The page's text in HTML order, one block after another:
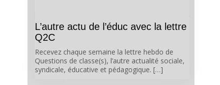
L’autre actu de l’éduc avec la lettre
Q2C
Recevez chaque semaine la lettre hebdo de
Questions de classe(s), l’autre actualité sociale,
syndicale, éducative et pédagogique. […]